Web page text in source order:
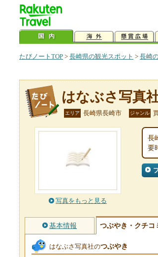
たびノートTOP > 長崎県の観光スポット > 長崎
はなぶさ写真
エリア 長崎県長崎市 ジャンル
写真をもっと見る
長
要
基本情報 つぶやき・クチコ
はなぶさ写真社のつぶやき